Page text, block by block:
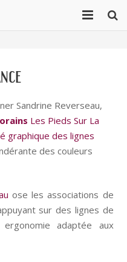
Sandrine Reverseau,
Les Pieds Sur La
graphique des lignes
des couleurs
ose les associations de
sur des lignes de
adaptée aux